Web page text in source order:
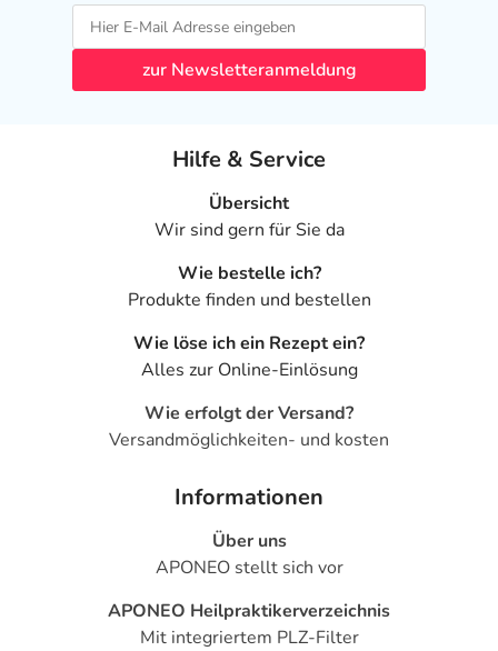
zur Newsletteranmeldung
Hilfe & Service
Übersicht
Wir sind gern für Sie da
Wie bestelle ich?
Produkte finden und bestellen
Wie löse ich ein Rezept ein?
Alles zur Online-Einlösung
Wie erfolgt der Versand?
Versandmöglichkeiten- und kosten
Informationen
Über uns
APONEO stellt sich vor
APONEO Heilpraktikerverzeichnis
Mit integriertem PLZ-Filter